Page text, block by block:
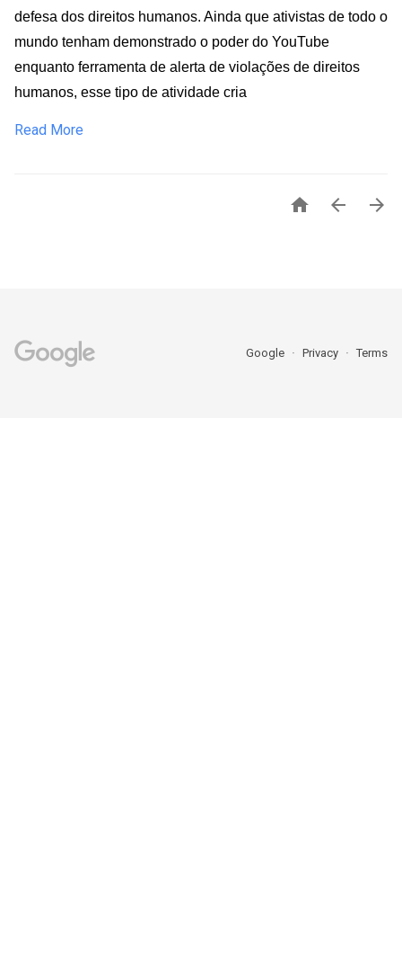
defesa dos direitos humanos. Ainda que ativistas de todo o
mundo tenham demonstrado o poder do YouTube
enquanto ferramenta de alerta de violações de direitos
humanos, esse tipo de atividade cria
Read More
  
Google Privacy Terms